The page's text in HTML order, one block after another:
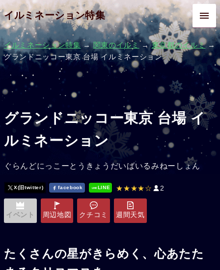
イルミネーション特集
イルミネーション特集→関東のイルミ →東京都のイルミ→
グランドニッコー東京 台場 イルミネーション
グランドニッコー東京 台場 イ
ルミネーション
ぐらんどにっこーとうきょうだいばいるみねーしょん
X(旧twitter) facebook LINE ★★★★☆ 2
イベント 周辺地図 クチコミ 週間天気
たくさんの星がきらめく、心あたた